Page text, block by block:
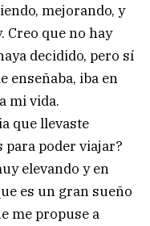
mejorando, y
Creo que no hay
decidido, pero sí
enseñaba, iba en
mi vida.
que llevaste
para poder viajar?
elevando y en
es un gran sueño
me propuse a